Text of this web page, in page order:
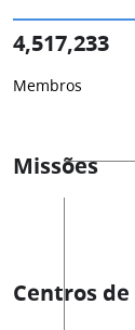
4,517,233
Membros
Missões
Centros